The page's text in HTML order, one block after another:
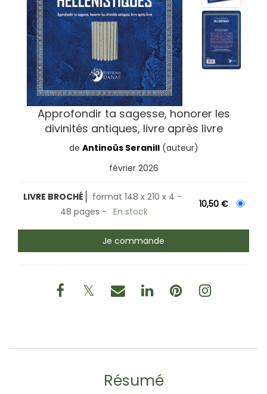
Approfondir ta sagesse, honorer les
divinités antiques, livre après livre
de Antinoüs Seranill(auteur)
février 2026
LIVRE BROCHÉ
format 148 x 210 x 4
48 pages
En stock
10,50 €
Résumé